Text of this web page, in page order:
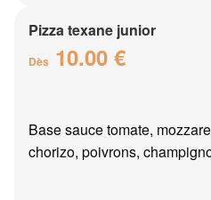
Pizza texane junior
Dès 10.00 €
Base sauce tomate,
chorizo, poivrons,